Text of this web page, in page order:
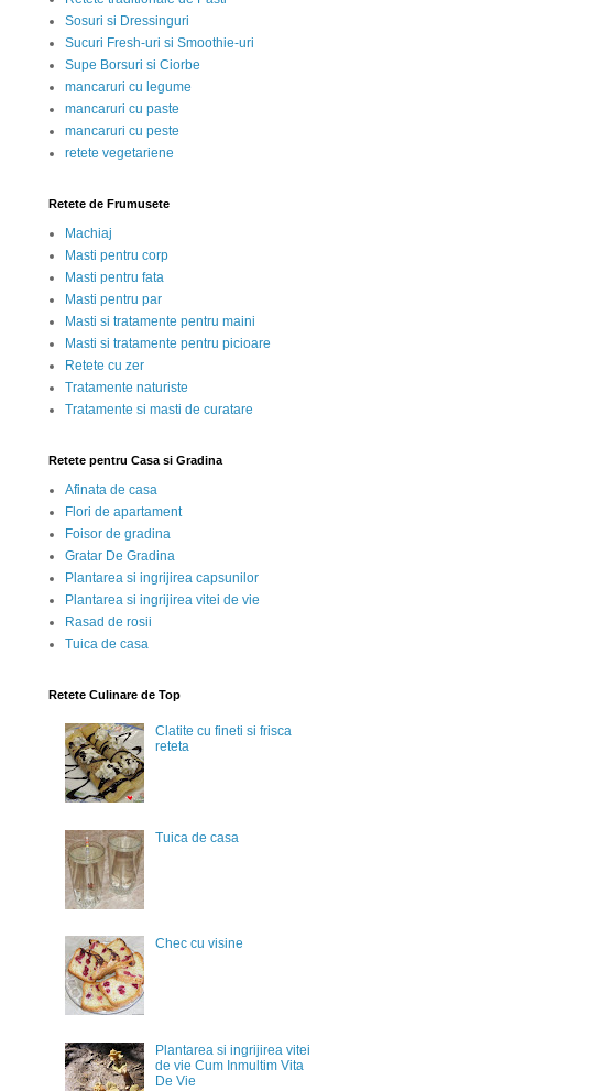
Sosuri si Dressinguri
Sucuri Fresh-uri si Smoothie-uri
Supe Borsuri si Ciorbe
mancaruri cu legume
mancaruri cu paste
mancaruri cu peste
retete vegetariene
Retete de Frumusete
Machiaj
Masti pentru corp
Masti pentru fata
Masti pentru par
Masti si tratamente pentru maini
Masti si tratamente pentru picioare
Retete cu zer
Tratamente naturiste
Tratamente si masti de curatare
Retete pentru Casa si Gradina
Afinata de casa
Flori de apartament
Foisor de gradina
Gratar De Gradina
Plantarea si ingrijirea capsunilor
Plantarea si ingrijirea vitei de vie
Rasad de rosii
Tuica de casa
Retete Culinare de Top
Clatite cu fineti si frisca
reteta
Tuica de casa
Chec cu visine
Plantarea si ingrijirea vitei
de vie Cum Inmultim Vita
De Vie